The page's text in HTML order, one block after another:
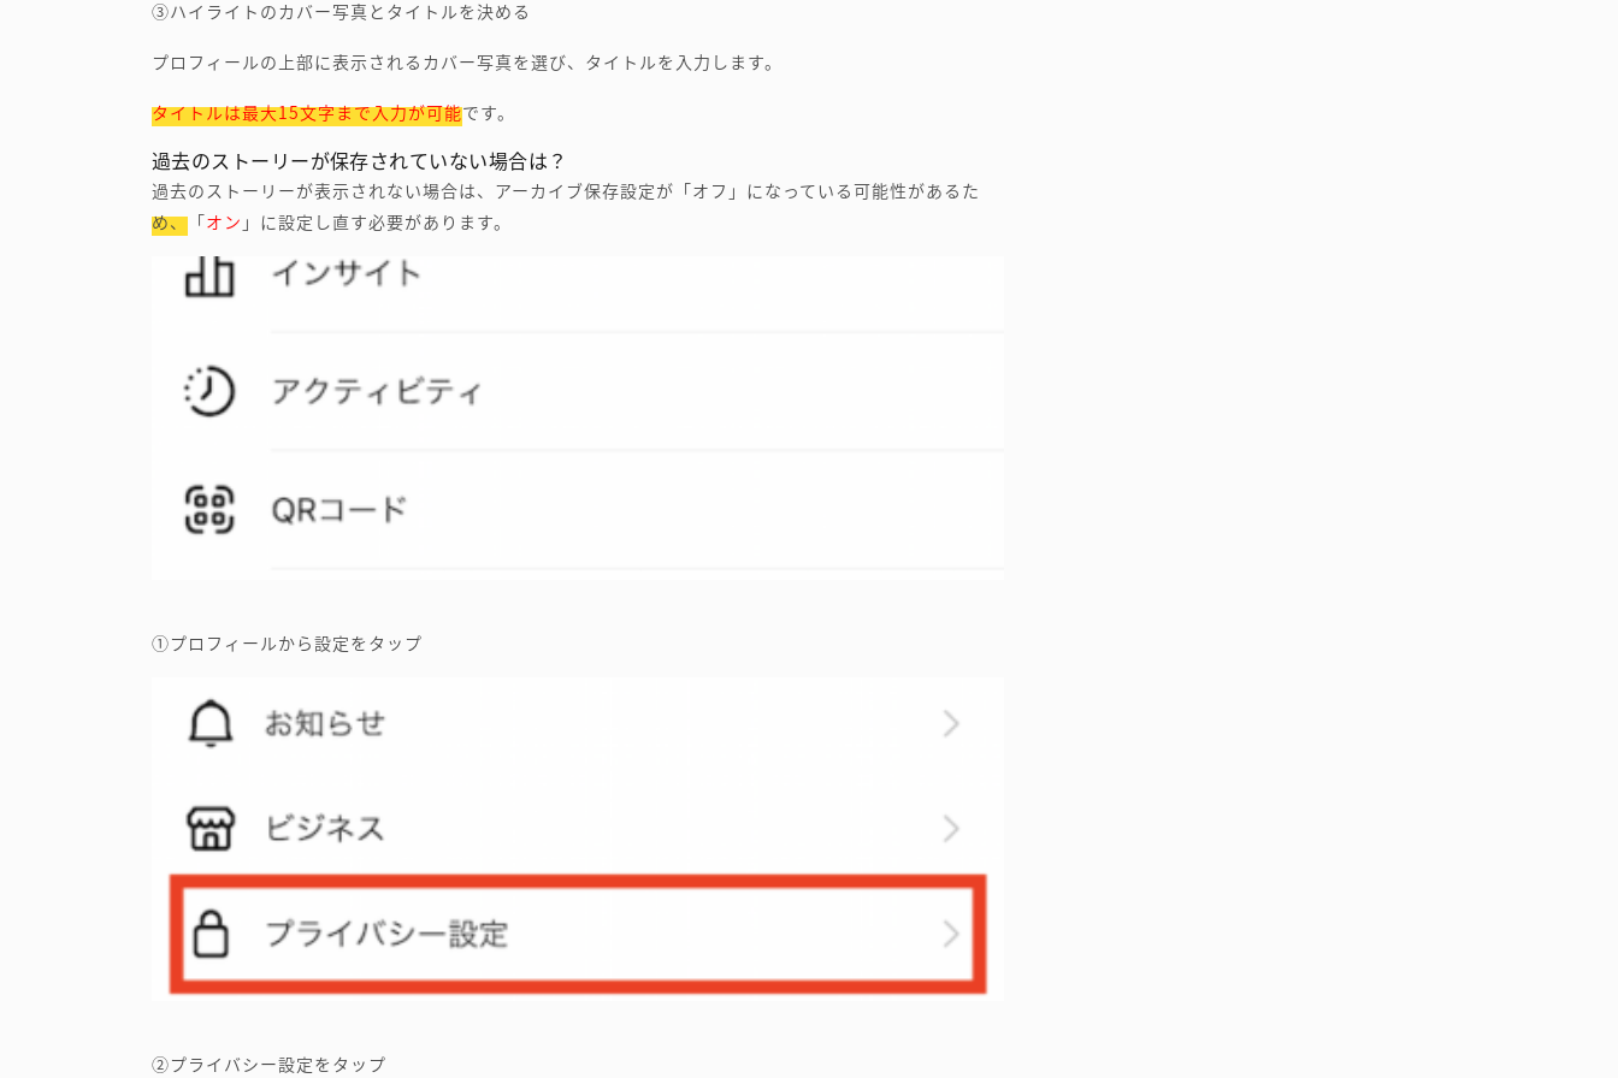
③ハイライトのカバー写真とタイトルを決める
プロフィールの上部に表示されるカバー写真を選び、タイトルを入力します。
タイトルは最大15文字まで入力が可能です。
過去のストーリーが保存されていない場合は？
過去のストーリーが表示されない場合は、アーカイブ保存設定が「オフ」になっている可能性があるた
め、「オン 」に設定し直す必要があります。
①プロフィールから設定をタップ
②プライバシー設定をタップ